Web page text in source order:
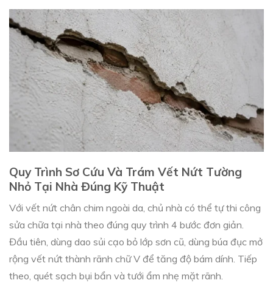
Quy Trình Sơ Cứu Và Trám Vết Nứt Tường
Nhỏ Tại Nhà Đúng Kỹ Thuật
Với vết nứt chân chim ngoài da, chủ nhà có thể tự thi công
sửa chữa tại nhà theo đúng quy trình 4 bước đơn giản.
Đầu tiên, dùng dao sủi cạo bỏ lớp sơn cũ, dùng búa đục mở
rộng vết nứt thành rãnh chữ V để tăng độ bám dính. Tiếp
theo, quét sạch bụi bẩn và tưới ẩm nhẹ mặt rãnh.